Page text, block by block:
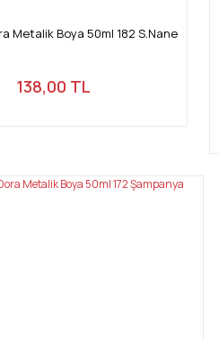
Metalik Boya 50ml 182 S.Nane
138,00 TL